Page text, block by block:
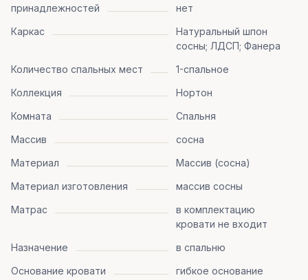
принадлежностей
нет
Каркас
Натуральный шпон
сосны; ЛДСП; Фанера
Количество спальных мест
1-спальное
Коллекция
Нортон
Комната
Спальня
Массив
сосна
Материал
Массив (сосна)
Материал изготовления
массив сосны
Матрас
в комплектацию
кровати не входит
Назначение
в спальню
Основание кровати
гибкое основание